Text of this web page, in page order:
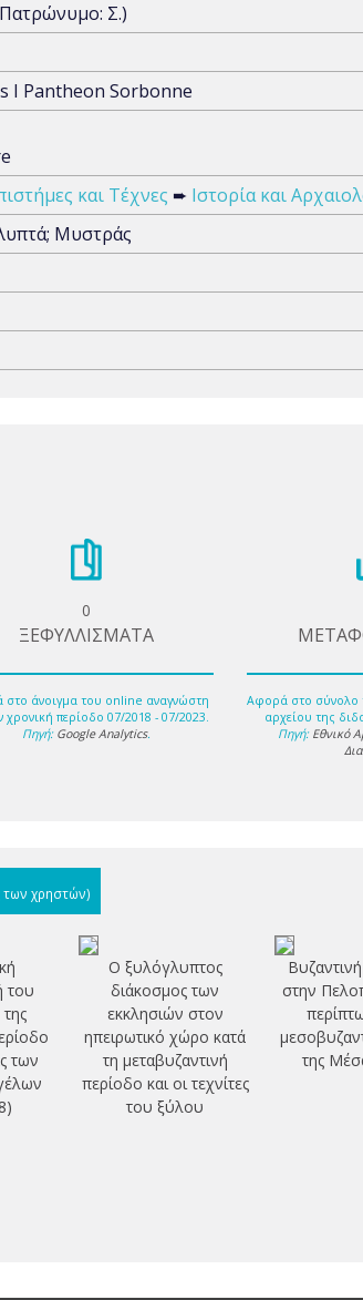
Σ.)
I Pantheon Sorbonne
και Τέχνες ➨ Ιστορία και
Μυστράς
0
ΞΕΦΥΛΛΙΣΜΑΤΑ
άνοιγμα του online αναγνώστη
χρονική περίοδο 07/2018 - 07/2023.
Πηγή: Google Analytics.
Αφορά στο σύνολο
αρχείου της
Πηγή: Εθνικό
των χρηστών)
του
των
Ο ξυλόγλυπτος
διάκοσμος των
εκκλησιών στον
ηπειρωτικό χώρο κατά
τη μεταβυζαντινή
περίοδο και οι τεχνίτες
του ξύλου
στην
της